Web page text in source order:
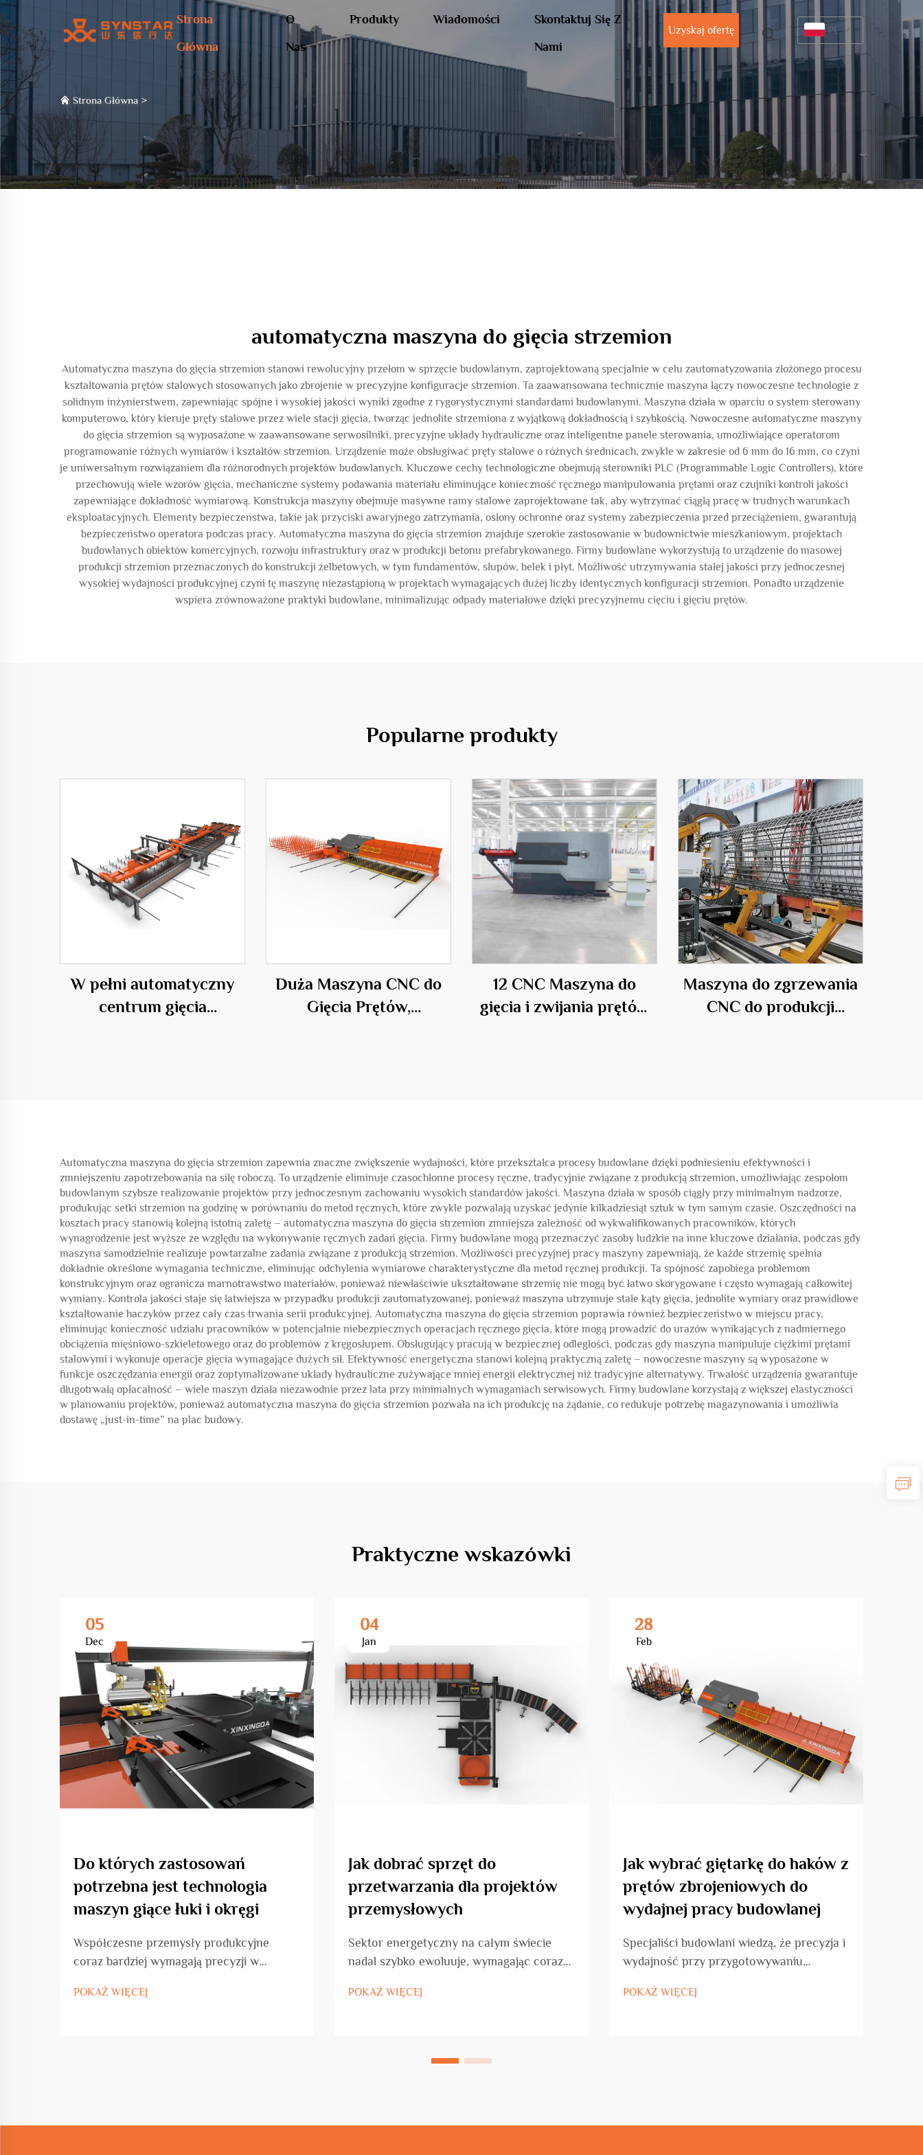
Strona
Główna
O
Nas
Produkty Wiadomości
Skontaktuj Się Z
Nami
Uzyskaj ofertę PL
Strona Główna >
automatyczna maszyna do gięcia strzemion
Automatyczna maszyna do gięcia strzemion stanowi rewolucyjny przełom w sprzęcie budowlanym, zaprojektowaną specjalnie w celu zautomatyzowania złożonego procesu
kształtowania prętów stalowych stosowanych jako zbrojenie w precyzyjne konfiguracje strzemion. Ta zaawansowana technicznie maszyna łączy nowoczesne technologie z
solidnym inżynierstwem, zapewniając spójne i wysokiej jakości wyniki zgodne z rygorystycznymi standardami budowlanymi. Maszyna działa w oparciu o system sterowany
komputerowo, który kieruje pręty stalowe przez wiele stacji gięcia, tworząc jednolite strzemiona z wyjątkową dokładnością i szybkością. Nowoczesne automatyczne maszyny
do gięcia strzemion są wyposażone w zaawansowane serwosilniki, precyzyjne układy hydrauliczne oraz inteligentne panele sterowania, umożliwiające operatorom
programowanie różnych wymiarów i kształtów strzemion. Urządzenie może obsługiwać pręty stalowe o różnych średnicach, zwykle w zakresie od 6 mm do 16 mm, co czyni
je uniwersalnym rozwiązaniem dla różnorodnych projektów budowlanych. Kluczowe cechy technologiczne obejmują sterowniki PLC (Programmable Logic Controllers), które
przechowują wiele wzorów gięcia, mechaniczne systemy podawania materiału eliminujące konieczność ręcznego manipulowania prętami oraz czujniki kontroli jakości
zapewniające dokładność wymiarową. Konstrukcja maszyny obejmuje masywne ramy stalowe zaprojektowane tak, aby wytrzymać ciągłą pracę w trudnych warunkach
eksploatacyjnych. Elementy bezpieczeństwa, takie jak przyciski awaryjnego zatrzymania, osłony ochronne oraz systemy zabezpieczenia przed przeciążeniem, gwarantują
bezpieczeństwo operatora podczas pracy. Automatyczna maszyna do gięcia strzemion znajduje szerokie zastosowanie w budownictwie mieszkaniowym, projektach
budowlanych obiektów komercyjnych, rozwoju infrastruktury oraz w produkcji betonu prefabrykowanego. Firmy budowlane wykorzystują to urządzenie do masowej
produkcji strzemion przeznaczonych do konstrukcji żelbetowych, w tym fundamentów, słupów, belek i płyt. Możliwość utrzymywania stałej jakości przy jednoczesnej
wysokiej wydajności produkcyjnej czyni tę maszynę niezastąpioną w projektach wymagających dużej liczby identycznych konfiguracji strzemion. Ponadto urządzenie
wspiera zrównoważone praktyki budowlane, minimalizując odpady materiałowe dzięki precyzyjnemu cięciu i gięciu prętów.
Popularne produkty
W pełni automatyczny
centrum gięcia
Duża Maszyna CNC do
Gięcia Prętów,
12 CNC Maszyna do
gięcia i zwijania prętów
Maszyna do zgrzewania
CNC do produkcji
Automatyczna maszyna do gięcia strzemion zapewnia znaczne zwiększenie wydajności, które przekształca procesy budowlane dzięki podniesieniu efektywności i
zmniejszeniu zapotrzebowania na siłę roboczą. To urządzenie eliminuje czasochłonne procesy ręczne, tradycyjnie związane z produkcją strzemion, umożliwiając zespołom
budowlanym szybsze realizowanie projektów przy jednoczesnym zachowaniu wysokich standardów jakości. Maszyna działa w sposób ciągły przy minimalnym nadzorze,
produkując setki strzemion na godzinę w porównaniu do metod ręcznych, które zwykle pozwalają uzyskać jedynie kilkadziesiąt sztuk w tym samym czasie. Oszczędności na
kosztach pracy stanowią kolejną istotną zaletę – automatyczna maszyna do gięcia strzemion zmniejsza zależność od wykwalifikowanych pracowników, których
wynagrodzenie jest wyższe ze względu na wykonywanie ręcznych zadań gięcia. Firmy budowlane mogą przeznaczyć zasoby ludzkie na inne kluczowe działania, podczas gdy
maszyna samodzielnie realizuje powtarzalne zadania związane z produkcją strzemion. Możliwości precyzyjnej pracy maszyny zapewniają, że każde strzemię spełnia
dokładnie określone wymagania techniczne, eliminując odchylenia wymiarowe charakterystyczne dla metod ręcznej produkcji. Ta spójność zapobiega problemom
konstrukcyjnym oraz ogranicza marnotrawstwo materiałów, ponieważ niewłaściwie ukształtowane strzemię nie mogą być łatwo skorygowane i często wymagają całkowitej
wymiany. Kontrola jakości staje się łatwiejsza w przypadku produkcji zautomatyzowanej, ponieważ maszyna utrzymuje stałe kąty gięcia, jednolite wymiary oraz prawidłowe
kształtowanie haczyków przez cały czas trwania serii produkcyjnej. Automatyczna maszyna do gięcia strzemion poprawia również bezpieczeństwo w miejscu pracy,
eliminując konieczność udziału pracowników w potencjalnie niebezpiecznych operacjach ręcznego gięcia, które mogą prowadzić do urazów wynikających z nadmiernego
obciążenia mięśniowo-szkieletowego oraz do problemów z kręgosłupem. Obsługujący pracują w bezpiecznej odległości, podczas gdy maszyna manipuluje ciężkimi prętami
stalowymi i wykonuje operacje gięcia wymagające dużych sił. Efektywność energetyczna stanowi kolejną praktyczną zaletę – nowoczesne maszyny są wyposażone w
funkcje oszczędzania energii oraz zoptymalizowane układy hydrauliczne zużywające mniej energii elektrycznej niż tradycyjne alternatywy. Trwałość urządzenia gwarantuje
długotrwałą opłacalność – wiele maszyn działa niezawodnie przez lata przy minimalnych wymaganiach serwisowych. Firmy budowlane korzystają z większej elastyczności
w planowaniu projektów, ponieważ automatyczna maszyna do gięcia strzemion pozwala na ich produkcję na żądanie, co redukuje potrzebę magazynowania i umożliwia
dostawę „just-in-time” na plac budowy.
Praktyczne wskazówki
05
Dec
Do których zastosowań
potrzebna jest technologia
maszyn giące łuki i okręgi
Współczesne przemysły produkcyjne
coraz bardziej wymagają precyzji w
tworzenia wygiętych i okrągłych
POKAŻ WIĘCEJ
04
Jan
Jak dobrać sprzęt do
przetwarzania dla projektów
przemysłowych
Sektor energetyczny na całym świecie
nadal szybko ewoluuje, wymagając coraz
sprzętu wiertniczego, aby sprostać
POKAŻ WIĘCEJ
28
Feb
Jak wybrać giętarkę do haków z
prętów zbrojeniowych do
wydajnej pracy budowlanej
Specjaliści budowlani wiedzą, że precyzja i
wydajność przy przygotowywaniu
harmonogramy realizacji projektów oraz
POKAŻ WIĘCEJ